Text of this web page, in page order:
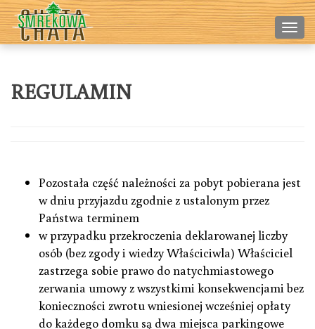
REGULAMIN
Pozostała część należności za pobyt pobierana jest
w dniu przyjazdu zgodnie z ustalonym przez
Państwa terminem
w przypadku przekroczenia deklarowanej liczby
osób (bez zgody i wiedzy Właściciwla) Właściciel
zastrzega sobie prawo do natychmiastowego
zerwania umowy z wszystkimi konsekwencjami bez
konieczności zwrotu wniesionej wcześniej opłaty
do każdego domku są dwa miejsca parkingowe